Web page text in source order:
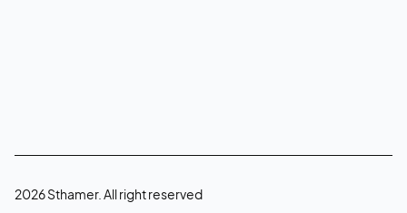
2026 Sthamer. All right reserved